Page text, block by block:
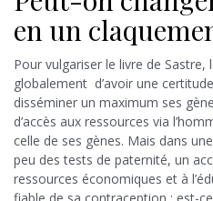
en un
Pour vulgariser le livre de Sastre,
globalement d’avoir une
disséminer un maximum ses
d’accès aux ressources via
celle de ses gènes. Mais dans
peu des tests de paternité, un
ressources économiques et à